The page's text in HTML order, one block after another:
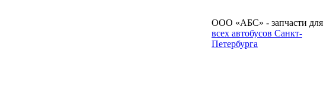
ООО «АБС» - запчасти для
всех автобусов Санкт-
Петербурга